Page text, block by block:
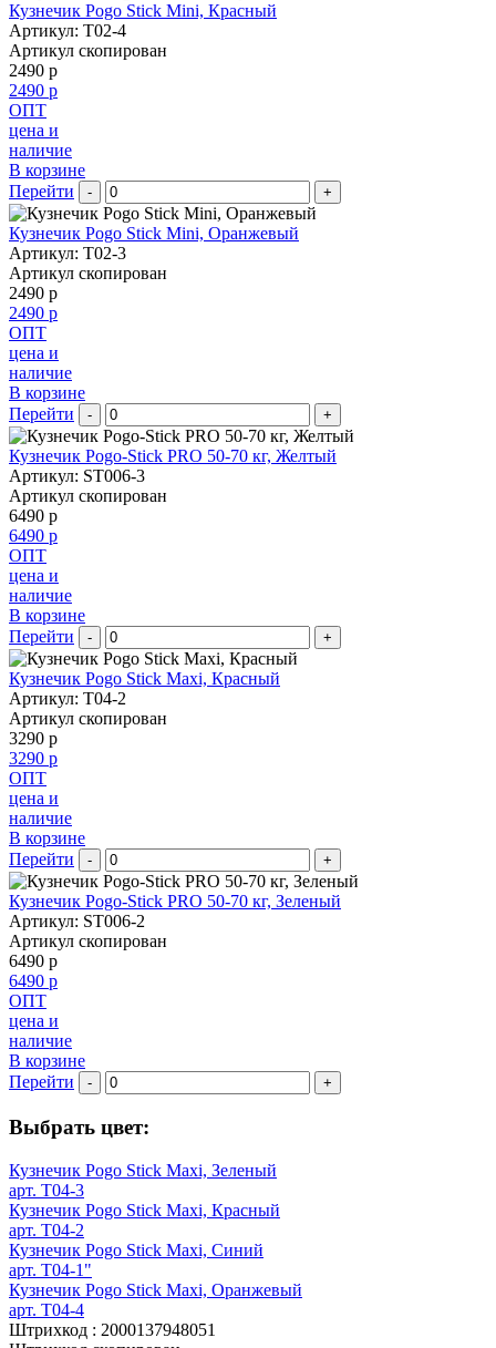
Кузнечик Pogo Stick Mini, Красный
Артикул: T02-4
Артикул скопирован
2490 р
2490 р
ОПТ
цена и
наличие
В корзине
Перейти
- +
Кузнечик Pogo Stick Mini, Оранжевый
Артикул: T02-3
Артикул скопирован
2490 р
2490 р
ОПТ
цена и
наличие
В корзине
Перейти
- +
Кузнечик Pogo-Stick PRO 50-70 кг, Желтый
Артикул: ST006-3
Артикул скопирован
6490 р
6490 р
ОПТ
цена и
наличие
В корзине
Перейти
- +
Кузнечик Pogo Stick Maxi, Красный
Артикул: T04-2
Артикул скопирован
3290 р
3290 р
ОПТ
цена и
наличие
В корзине
Перейти
- +
Кузнечик Pogo-Stick PRO 50-70 кг, Зеленый
Артикул: ST006-2
Артикул скопирован
6490 р
6490 р
ОПТ
цена и
наличие
В корзине
Перейти
- +
Выбрать цвет:
Кузнечик Pogo Stick Maxi, Зеленый
арт. T04-3
Кузнечик Pogo Stick Maxi, Красный
арт. T04-2
Кузнечик Pogo Stick Maxi, Синий
арт. T04-1"
Кузнечик Pogo Stick Maxi, Оранжевый
арт. T04-4
Штрихкод : 2000137948051